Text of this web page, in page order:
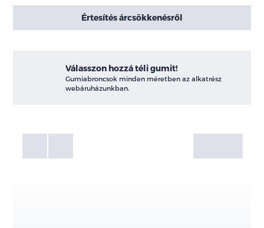
Értesítés árcsökkenésről
Válasszon hozzá téli gumit!
Gumiabroncsok minden méretben az alkatrész
webáruházunkban.
Galéria